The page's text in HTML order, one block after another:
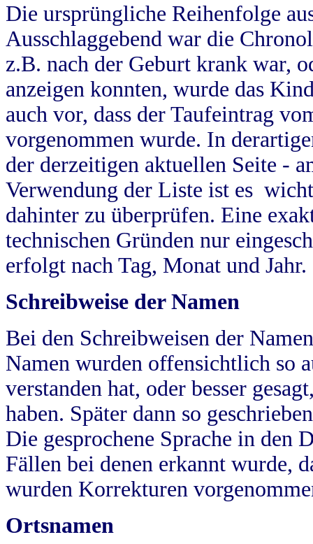
Die ursprüngliche Reihenfolge
Ausschlaggebend war die
z.B. nach der Geburt krank war,
anzeigen konnten, wurde das
auch vor, dass der Taufeintrag
vorgenommen wurde. In
der derzeitigen aktuellen Seite -
Verwendung der Liste ist es
dahinter zu überprüfen. Eine
technischen Gründen nur
erfolgt nach Tag, Monat und Jahr.
Schreibweise der Namen
Bei den Schreibweisen der
Namen wurden offensichtlich so
verstanden hat, oder besser
haben. Später dann so
Die gesprochene Sprache in
Fällen bei denen erkannt wurde,
wurden Korrekturen
Ortsnamen